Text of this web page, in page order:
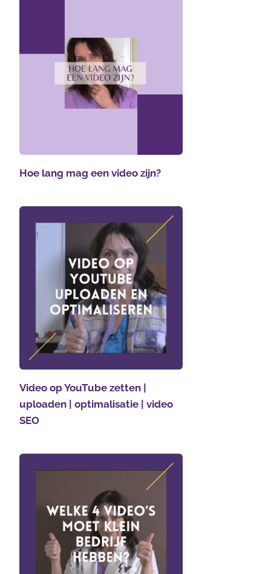
Hoe lang mag een video zijn?
Video op YouTube zetten |
uploaden | optimalisatie | video
SEO